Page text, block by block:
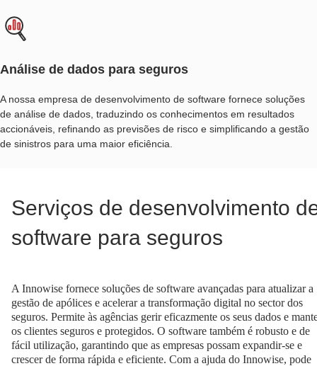
Análise de dados para seguros
A nossa empresa de desenvolvimento de software fornece soluções
de análise de dados, traduzindo os conhecimentos em resultados
accionáveis, refinando as previsões de risco e simplificando a gestão
de sinistros para uma maior eficiência.
Serviços de desenvolvimento
software para seguros
A Innowise fornece soluções de software avançadas para atualizar a
gestão de apólices e acelerar a transformação digital no sector dos
seguros. Permite às agências gerir eficazmente os seus dados e
os clientes seguros e protegidos. O software também é robusto e de
fácil utilização, garantindo que as empresas possam expandir-se e
crescer de forma rápida e eficiente. Com a ajuda do Innowise, pode